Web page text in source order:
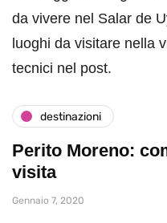
da vivere nel Salar de
luoghi da visitare nella
tecnici nel post.
destinazioni
Perito Moreno:
visita
Gennaio 7, 2020